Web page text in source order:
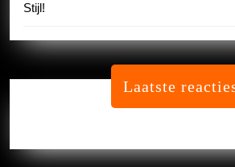
Stijl!
Laatste